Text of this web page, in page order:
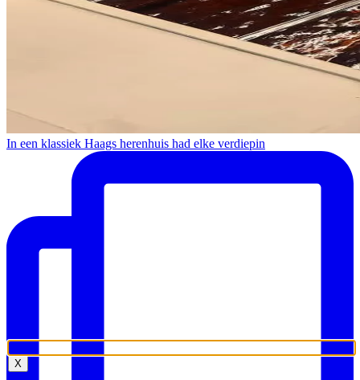
In een klassiek Haags herenhuis had elke verdiepin
X